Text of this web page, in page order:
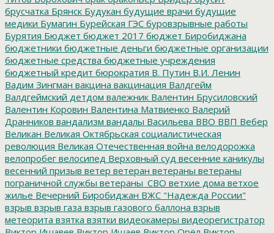
брусчатка Брянск Будукан будущие врачи будущие
медики Бумагин Бурейская ГЭС буровзрывные работы
Бурятия Бюджет бюджет 2017 бюджет Биробиджана
бюджетники бюджетные деньги бюджетные организации
бюджетные средства бюджетные учреждения
бюджетный кредит бюрократия В. Путин В.И. Ленин
Вадим Зингман вакцина вакцинация Валдгейм
Валдгеймский детдом валежник Валентин Брусиловский
Валентин Коровин Валентина Матвиенко Валерий
Дранников вандализм вандалы Васильева ВВО ВВП Вебер
Великан Великая Октябрьская социалистическая
революция Великая Отечественная война велодорожка
велопробег велосипед Верховный суд весенние каникулы
весенний призыв ветер ветеран ветераны ветераны
пограничной службы ветераны_СВО ветхие дома ветхое
жилье Вечерний Биробиджан ВЖС "Надежда России"
взрыв взрыв газа взрыв газового баллона взрыв
метеорита взятка взятки видеокамеры видеорегистратор